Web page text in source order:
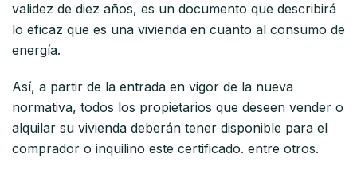
validez de diez años, es un documento que describirá
lo eficaz que es una vivienda en cuanto al consumo de
energía.
Así, a partir de la entrada en vigor de la nueva
normativa, todos los propietarios que deseen vender o
alquilar su vivienda deberán tener disponible para el
comprador o inquilino este certificado. entre otros.